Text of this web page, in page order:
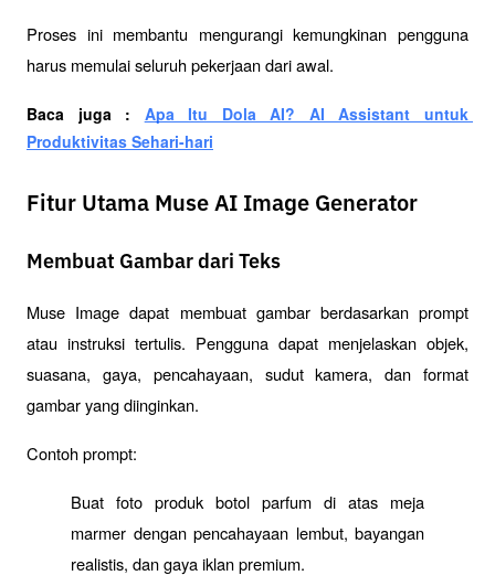
Proses ini membantu mengurangi kemungkinan pengguna
harus memulai seluruh pekerjaan dari awal.
Baca juga : Apa Itu Dola AI? AI Assistant untuk
Produktivitas Sehari-hari
Fitur Utama Muse AI Image Generator
Membuat Gambar dari Teks
Muse Image dapat membuat gambar berdasarkan prompt
atau instruksi tertulis. Pengguna dapat menjelaskan objek,
suasana, gaya, pencahayaan, sudut kamera, dan format
gambar yang diinginkan.
Contoh prompt:
Buat foto produk botol parfum di atas meja
marmer dengan pencahayaan lembut, bayangan
realistis, dan gaya iklan premium.